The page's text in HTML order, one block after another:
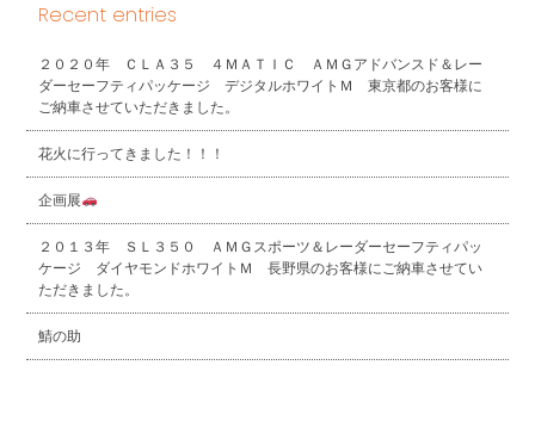
Recent entries
２０２０年 ＣＬＡ３５ ４ＭＡＴＩＣ ＡＭＧアドバンスド＆レー
ダーセーフティパッケージ デジタルホワイトＭ 東京都のお客様に
ご納車させていただきました。
花火に行ってきました！！！
企画展
２０１３年 ＳＬ３５０ ＡＭＧスポーツ＆レーダーセーフティパッ
ケージ ダイヤモンドホワイトＭ 長野県のお客様にご納車させてい
ただきました。
鯖の助